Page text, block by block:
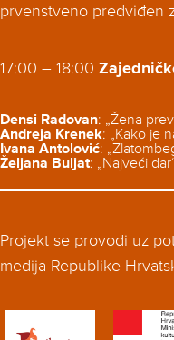
prvenstveno predviđen
17:00 – 18:00
Densi Radovan: „Žena
Andreja Krenek: „Kako je
Ivana Antolović:
Željana Buljat: „Najveći
Projekt se provodi uz
medija Republike